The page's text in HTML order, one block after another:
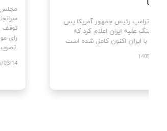
پس از
بین
دونالد ترامپ رئیس جمهور آمریکا پس
از دو جنگ علیه ایران اعلام کرد که
توافق با ایران اکنون کامل شده است.